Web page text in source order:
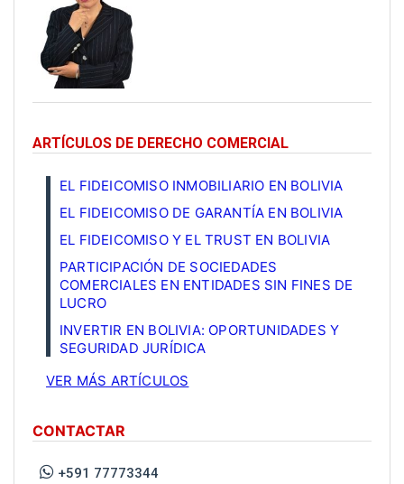
ARTÍCULOS DE DERECHO COMERCIAL
EL FIDEICOMISO INMOBILIARIO EN BOLIVIA
EL FIDEICOMISO DE GARANTÍA EN BOLIVIA
EL FIDEICOMISO Y EL TRUST EN BOLIVIA
PARTICIPACIÓN DE SOCIEDADES
COMERCIALES EN ENTIDADES SIN FINES DE
LUCRO
INVERTIR EN BOLIVIA: OPORTUNIDADES Y
SEGURIDAD JURÍDICA
VER MÁS ARTÍCULOS
CONTACTAR
+591 77773344